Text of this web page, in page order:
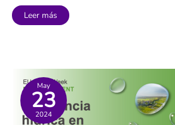
Evento:
REBUMBIO
Leer más
May
23
2024